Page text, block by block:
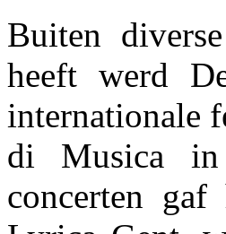
Buiten
heeft werd
internationale
di Musica in
concerten